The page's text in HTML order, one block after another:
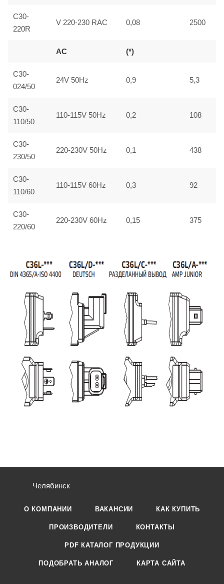
C30-
220R
V 220-230 RAC 0,08 2500
AC (*)
C30-
024/50
24V 50Hz 0,9 5,3
C30-
110/50
110-115V 50Hz 0,2 108
C30-
230/50
220-230V 50Hz 0,1 438
C30-
110/60
110-115V 60Hz 0,3 92
C30-
220/60
220-230V 60Hz 0,15 375
Челябинск
О КОМПАНИИ ВАКАНСИИ КАК КУПИТЬ
ПРОИЗВОДИТЕЛИ КОНТАКТЫ
PDF КАТАЛОГ ПРОДУКЦИИ
ПОДОБРАТЬ АНАЛОГ КАРТА САЙТА